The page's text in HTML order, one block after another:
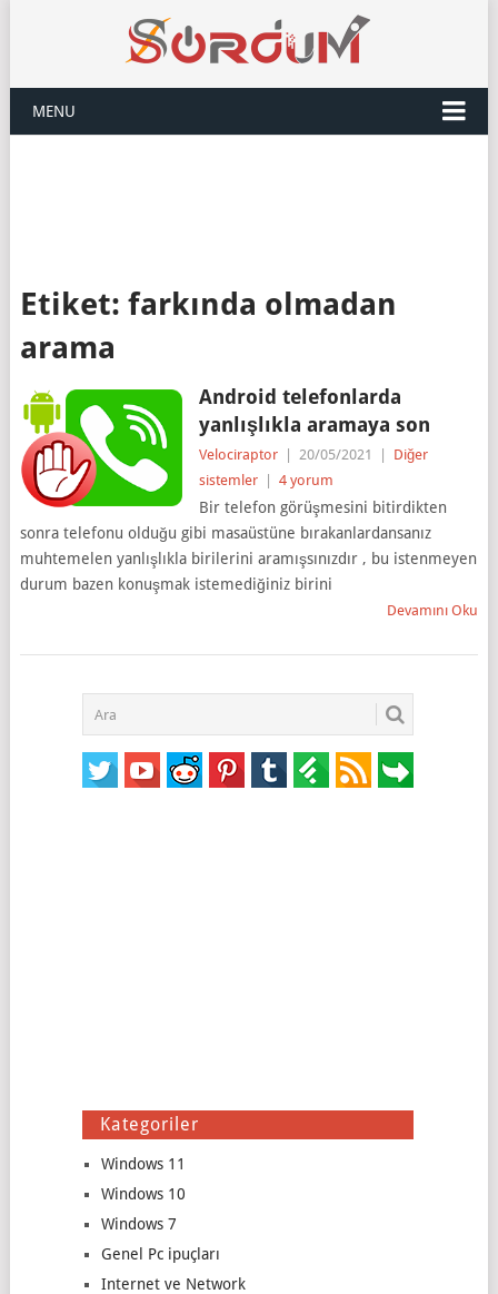
MENU
Etiket: farkında olmadan
arama
Android telefonlarda
yanlışlıkla aramaya son
Velociraptor 20/05/2021
Diğer
sistemler
4 yorum
Bir telefon görüşmesini bitirdikten
sonra telefonu olduğu gibi masaüstüne bırakanlardansanız
muhtemelen yanlışlıkla birilerini aramışsınızdır , bu istenmeyen
durum bazen konuşmak istemediğiniz birini
Devamını Oku
Kategoriler
Windows 11
Windows 10
Windows 7
Genel Pc ipuçları
Internet ve Network